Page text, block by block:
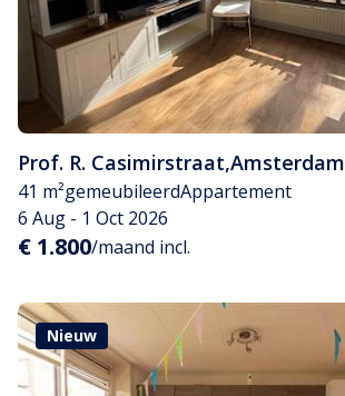
Prof. R. Casimirstraat,Amsterdam
41 m²gemeubileerdAppartement
6 Aug - 1 Oct 2026
€ 1.800/maand incl.
Nieuw